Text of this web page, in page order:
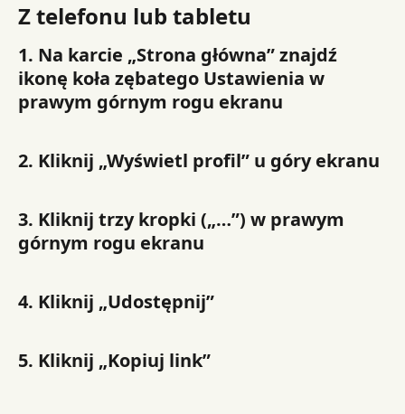
Z telefonu lub tabletu
1. Na karcie „Strona główna” znajdź
ikonę koła zębatego Ustawienia w
prawym górnym rogu ekranu
2. Kliknij „Wyświetl profil” u góry ekranu
3. Kliknij trzy kropki („…”) w prawym
górnym rogu ekranu
4. Kliknij „Udostępnij”
5. Kliknij „Kopiuj link”